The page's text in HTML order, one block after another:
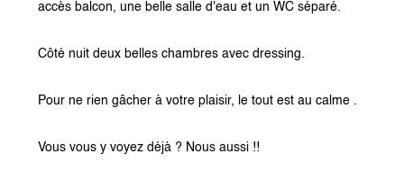
accès balcon, une belle salle d'eau et un WC séparé.
Côté nuit deux belles chambres avec dressing.
Pour ne rien gâcher à votre plaisir, le tout est au calme .
Vous vous y voyez déjà ? Nous aussi !!